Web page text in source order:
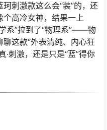
刺激款这么会“装”的，还
高冷女神，结果一上
系”拉到了“物理系”——物
这款“外表清纯、内心狂
·刺激，还是只是“蓝”得你